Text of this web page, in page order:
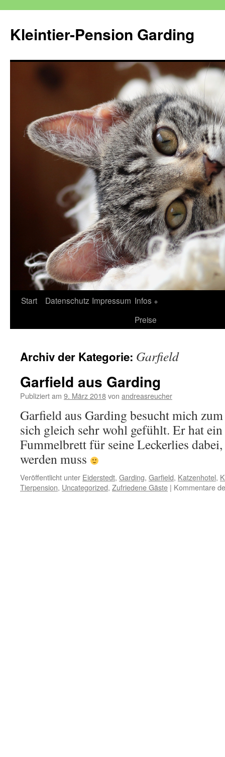
Kleintier-Pension Garding
Zum
Start Datenschutz Impressum Infos +
Preise
Archiv der Kategorie: Garfield
Garfield aus Garding
Publiziert am 9. März 2018von andreasreucher
Garfield aus Garding besucht mich
sich gleich sehr wohl gefühlt. Er hat ein
Fummelbrett für seine Leckerlies
werden muss
Veröffentlicht unter Eiderstedt, Garding, Garfield, Katzenhotel,
Tierpension, Uncategorized, Zufriedene Gäste | Kommentare